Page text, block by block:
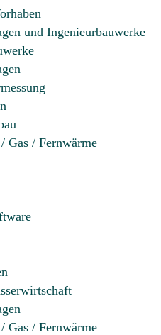
und Ingenieurbauwerke
Gas / Fernwärme
Gas / Fernwärme